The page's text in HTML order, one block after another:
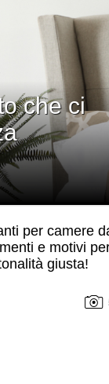
che ci
per camere
e motivi
giusta!